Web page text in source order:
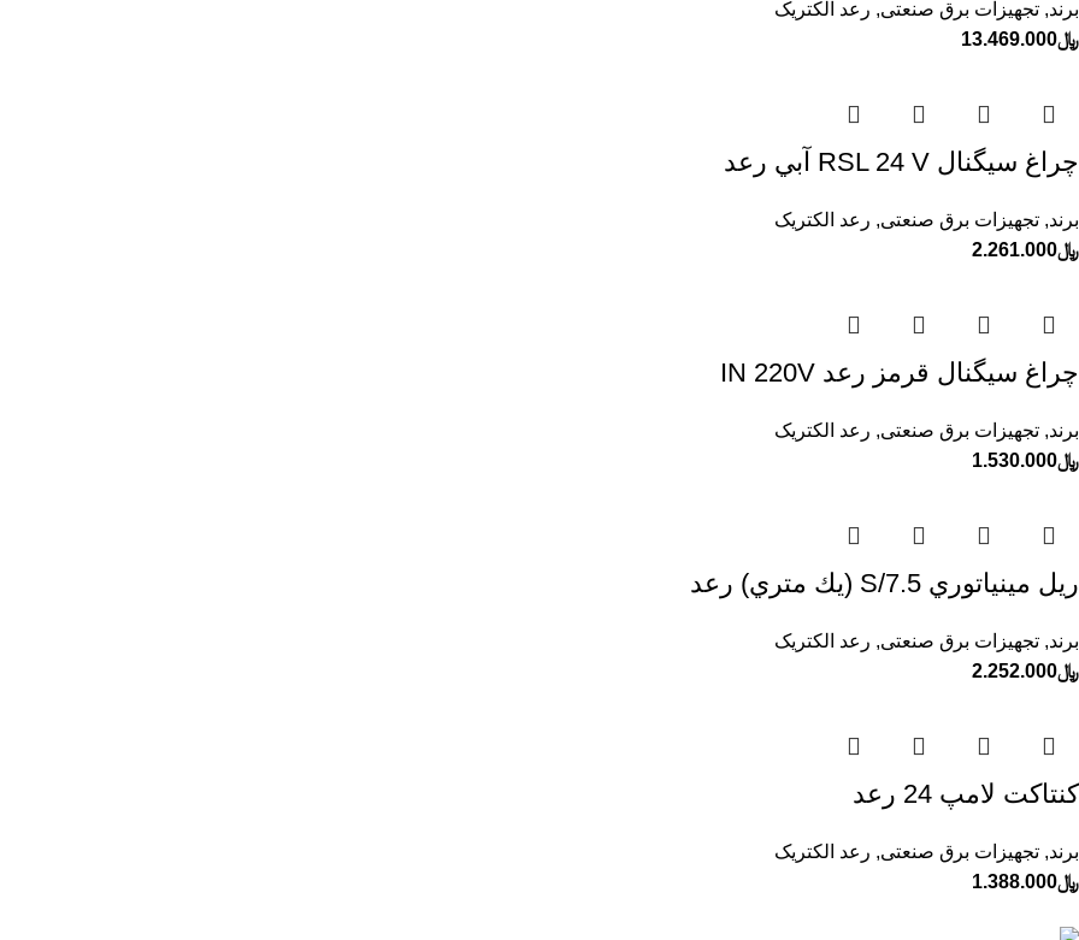
برند, تجهیزات برق صنعتی, رعد الکتریک
﷼13.469.000
چراغ سيگنال RSL 24 V آبي رعد
برند, تجهیزات برق صنعتی, رعد الکتریک
﷼2.261.000
چراغ سيگنال قرمز رعد IN 220V
برند, تجهیزات برق صنعتی, رعد الکتریک
﷼1.530.000
ريل مينياتوري S/7.5 (يك متري) رعد
برند, تجهیزات برق صنعتی, رعد الکتریک
﷼2.252.000
كنتاكت لامپ 24 رعد
برند, تجهیزات برق صنعتی, رعد الکتریک
﷼1.388.000